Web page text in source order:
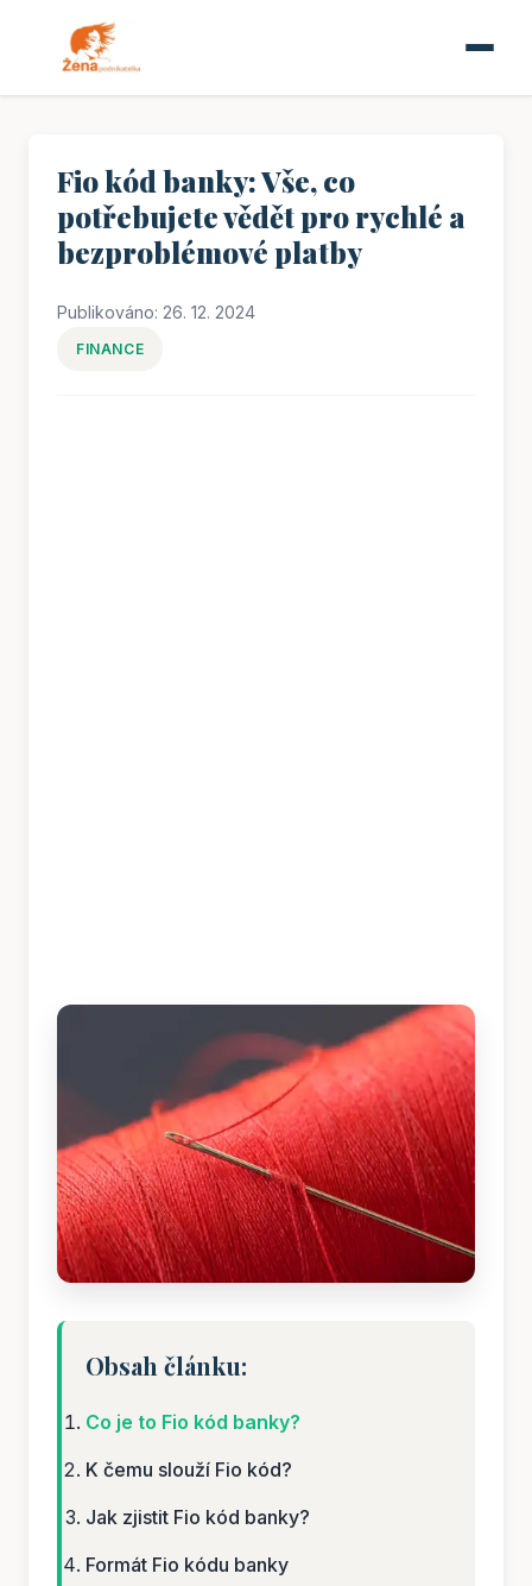
Fio kód banky: Vše, co
potřebujete vědět pro rychlé a
bezproblémové platby
Publikováno: 26. 12. 2024
FINANCE
Obsah článku:
Co je to Fio kód banky?
K čemu slouží Fio kód?
Jak zjistit Fio kód banky?
Formát Fio kódu banky